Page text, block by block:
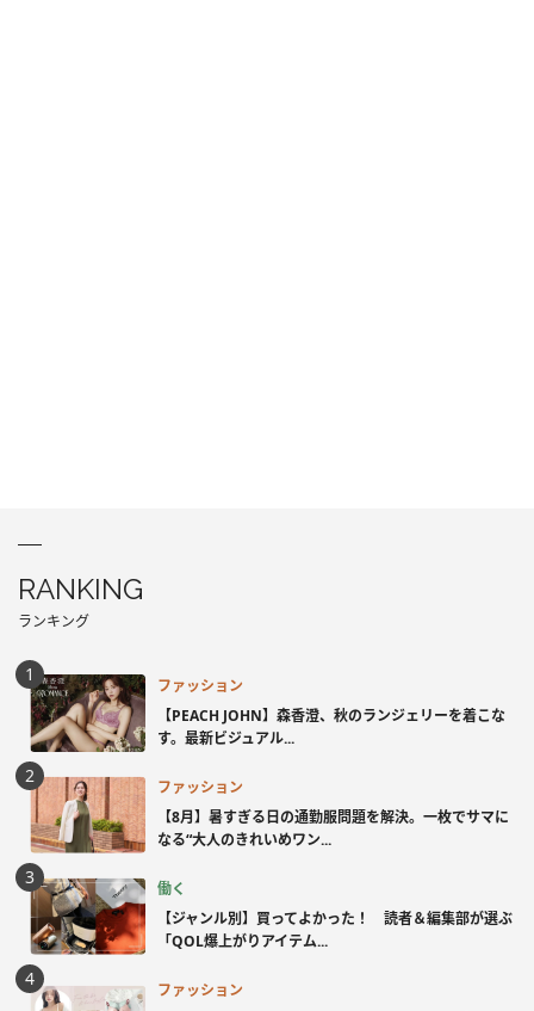
RANKING
ランキング
ファッション
【PEACH JOHN】森香澄、秋のランジェリーを着こな
す。最新ビジュアル...
ファッション
【8月】暑すぎる日の通勤服問題を解決。一枚でサマに
なる“大人のきれいめワン...
働く
【ジャンル別】買ってよかった！ 読者＆編集部が選ぶ
「QOL爆上がりアイテム...
ファッション